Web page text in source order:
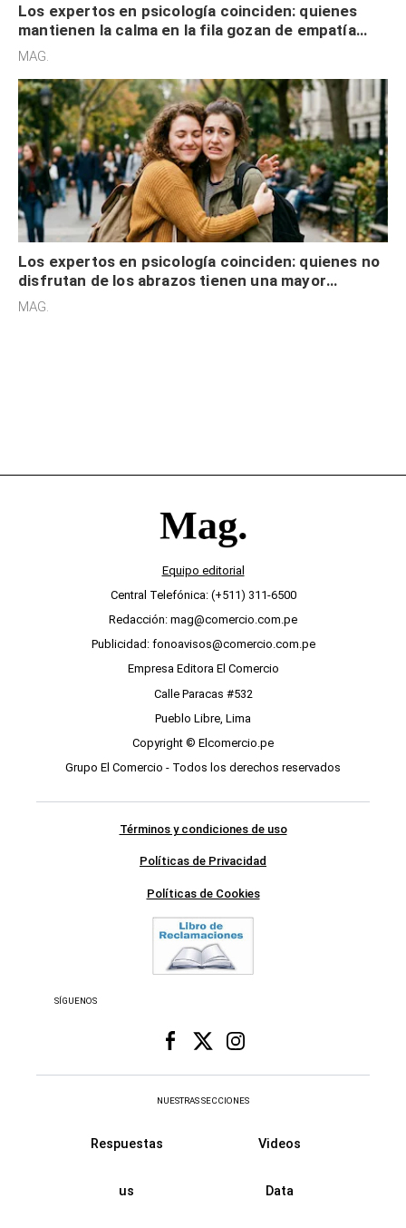
Los expertos en psicología coinciden: quienes
mantienen la calma en la fila gozan de empatía
cognitiva, gratitud y no solo tienen autocontrol
MAG.
Los expertos en psicología coinciden: quienes no
disfrutan de los abrazos tienen una mayor
sensibilidad a los estímulos físicos y no es por
MAG.
Equipo editorial
Central Telefónica: (+511) 311-6500
Redacción: mag@comercio.com.pe
Publicidad: fonoavisos@comercio.com.pe
Empresa Editora El Comercio
Calle Paracas #532
Pueblo Libre, Lima
Copyright © Elcomercio.pe
Grupo El Comercio - Todos los derechos reservados
Términos y condiciones de uso
Políticas de Privacidad
Políticas de Cookies
SÍGUENOS
NUESTRAS SECCIONES
Respuestas Videos
us Data